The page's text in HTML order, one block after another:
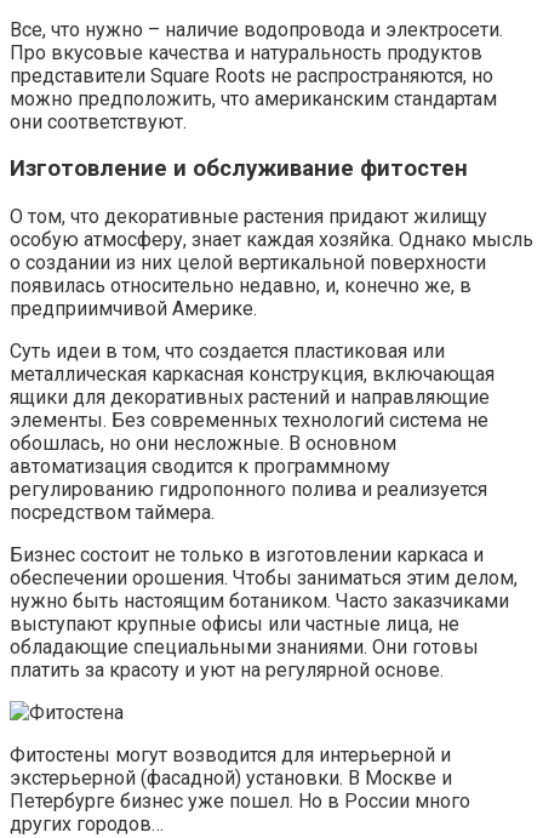
Все, что нужно – наличие водопровода и электросети.
Про вкусовые качества и натуральность продуктов
представители Square Roots не распространяются, но
можно предположить, что американским стандартам
они соответствуют.
Изготовление и обслуживание фитостен
О том, что декоративные растения придают жилищу
особую атмосферу, знает каждая хозяйка. Однако мысль
о создании из них целой вертикальной поверхности
появилась относительно недавно, и, конечно же, в
предприимчивой Америке.
Суть идеи в том, что создается пластиковая или
металлическая каркасная конструкция, включающая
ящики для декоративных растений и направляющие
элементы. Без современных технологий система не
обошлась, но они несложные. В основном
автоматизация сводится к программному
регулированию гидропонного полива и реализуется
посредством таймера.
Бизнес состоит не только в изготовлении каркаса и
обеспечении орошения. Чтобы заниматься этим делом,
нужно быть настоящим ботаником. Часто заказчиками
выступают крупные офисы или частные лица, не
обладающие специальными знаниями. Они готовы
платить за красоту и уют на регулярной основе.
Фитостены могут возводится для интерьерной и
экстерьерной (фасадной) установки. В Москве и
Петербурге бизнес уже пошел. Но в России много
других городов…